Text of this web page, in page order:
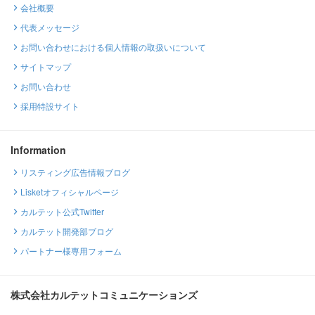
会社概要
代表メッセージ
お問い合わせにおける個人情報の取扱いについて
サイトマップ
お問い合わせ
採用特設サイト
Information
リスティング広告情報ブログ
Lisketオフィシャルページ
カルテット公式Twitter
カルテット開発部ブログ
パートナー様専用フォーム
株式会社カルテットコミュニケーションズ